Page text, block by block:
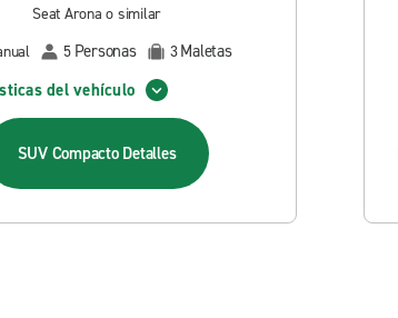
Seat Arona o similar
5 Personas 3Maletas
del vehículo
SUV Compacto Detalles